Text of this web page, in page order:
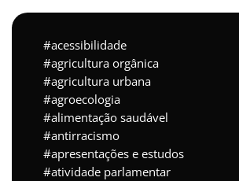
acessibilidade
agricultura orgânica
agricultura urbana
agroecologia
alimentação saudável
antirracismo
apresentações e estudos
atividade parlamentar